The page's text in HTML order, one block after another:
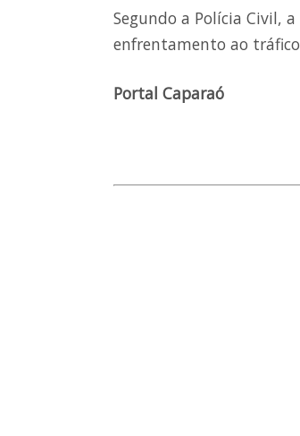
Segundo a Polícia Civil,
enfrentamento ao
Portal Caparaó